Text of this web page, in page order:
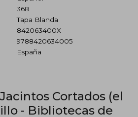
368
Tapa Blanda
842063400X
9788420634005
España
Cortados (el
- Bibliotecas de